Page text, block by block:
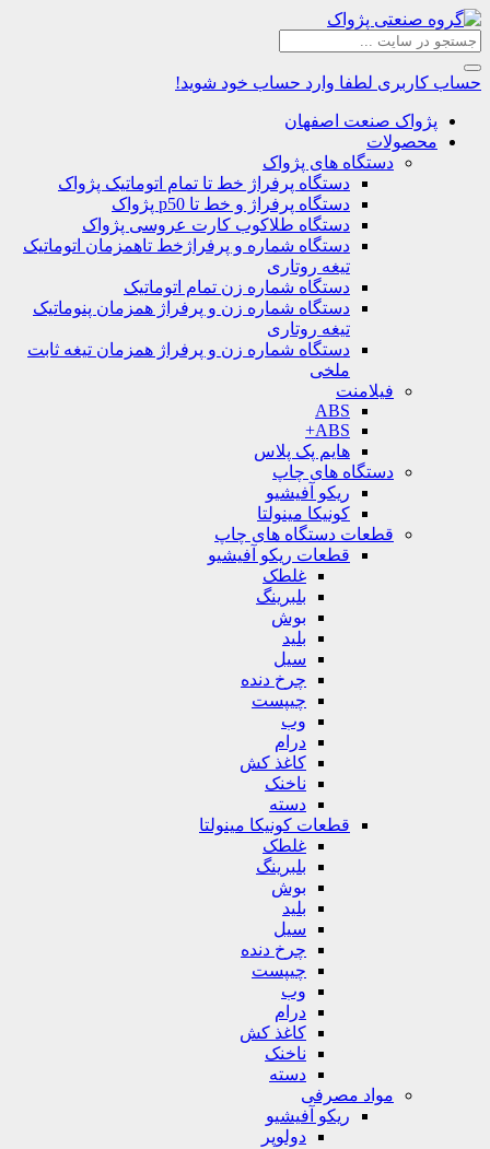
حساب کاربری لطفا وارد حساب خود شوید!
پژواک صنعت اصفهان
محصولات
دستگاه های پژواک
دستگاه پرفراژ خط تا تمام اتوماتیک پژواک
دستگاه پرفراژ و خط تا p50 پژواک
دستگاه طلاکوب کارت عروسی پژواک
دستگاه شماره و پرفراژخط تاهمزمان اتوماتیک
تیغه روتاری
دستگاه شماره زن تمام اتوماتیک
دستگاه شماره زن و پرفراژ همزمان پنوماتیک
تیغه روتاری
دستگاه شماره زن و پرفراژ همزمان تیغه ثابت
ملخی
فیلامنت
ABS
ABS+
هایم پک پلاس
دستگاه های چاپ
ریکو آفیشیو
کونیکا مینولتا
قطعات دستگاه های چاپ
قطعات ریکو آفیشیو
غلطک
بلبرینگ
بوش
بلید
سیل
چرخ دنده
چیپست
وب
درام
کاغذ کش
ناخنک
دسته
قطعات کونیکا مینولتا
غلطک
بلبرینگ
بوش
بلید
سیل
چرخ دنده
چیپست
وب
درام
کاغذ کش
ناخنک
دسته
مواد مصرفی
ریکو آفیشیو
دولوپر